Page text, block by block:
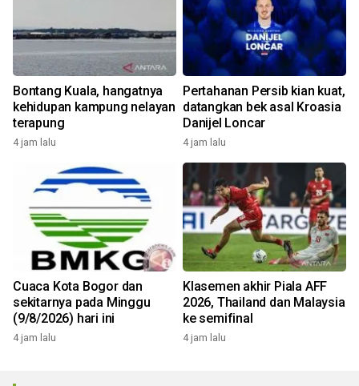
Bontang Kuala, hangatnya
kehidupan kampung nelayan
terapung
4 jam lalu
Pertahanan Persib kian kuat,
datangkan bek asal Kroasia
Danijel Loncar
4 jam lalu
Cuaca Kota Bogor dan
sekitarnya pada Minggu
(9/8/2026) hari ini
4 jam lalu
Klasemen akhir Piala AFF
2026, Thailand dan Malaysia
ke semifinal
4 jam lalu